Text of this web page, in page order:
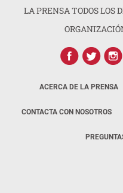
LA PRENSA TODOS LOS
ACERCA DE LA PRENSA
CONTACTA CON NOSOTROS